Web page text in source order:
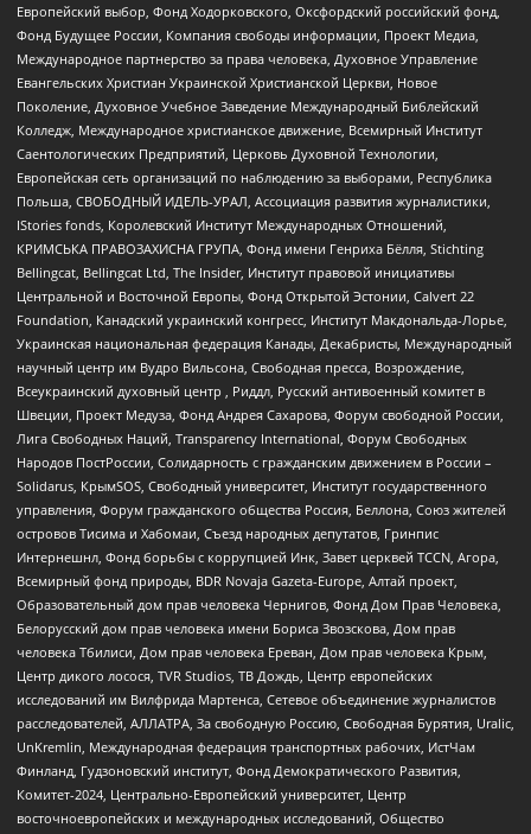
Европейский выбор, Фонд Ходорковского, Оксфордский российский фонд,
Фонд Будущее России, Компания свободы информации, Проект Медиа,
Международное партнерство за права человека, Духовное Управление
Евангельских Христиан Украинской Христианской Церкви, Новое
Поколение, Духовное Учебное Заведение Международный Библейский
Колледж, Международное христианское движение, Всемирный Институт
Саентологических Предприятий, Церковь Духовной Технологии,
Европейская сеть организаций по наблюдению за выборами, Республика
Польша, СВОБОДНЫЙ ИДЕЛЬ-УРАЛ, Ассоциация развития журналистики,
IStories fonds, Королевский Институт Международных Отношений,
КРИМСЬКА ПРАВОЗАХИСНА ГРУПА, Фонд имени Генриха Бёлля, Stichting
Bellingcat, Bellingcat Ltd, The Insider, Институт правовой инициативы
Центральной и Восточной Европы, Фонд Открытой Эстонии, Calvert 22
Foundation, Канадский украинский конгресс, Институт Макдональда-Лорье,
Украинская национальная федерация Канады, Декабристы, Международный
научный центр им Вудро Вильсона, Свободная пресса, Возрождение,
Всеукраинский духовный центр , Риддл, Русский антивоенный комитет в
Швеции, Проект Медуза, Фонд Андрея Сахарова, Форум свободной России,
Лига Свободных Наций, Transparеncy International, Форум Свободных
Народов ПостРоссии, Солидарность с гражданским движением в России –
Solidarus, КрымSOS, Свободный университет, Институт государственного
управления, Форум гражданского общества Россия, Беллона, Союз жителей
островов Тисима и Хабомаи, Съезд народных депутатов, Гринпис
Интернешнл, Фонд борьбы с коррупцией Инк, Завет церквей TCCN, Агора,
Всемирный фонд природы, BDR Novaja Gazeta-Europe, Алтай проект,
Образовательный дом прав человека Чернигов, Фонд Дом Прав Человека,
Белорусский дом прав человека имени Бориса Звозскова, Дом прав
человека Тбилиси, Дом прав человека Ереван, Дом прав человека Крым,
Центр дикого лосося, TVR Studios, ТВ Дождь, Центр европейских
исследований им Вилфрида Мартенса, Сетевое объединение журналистов
расследователей, АЛЛАТРА, За свободную Россию, Свободная Бурятия, Uralic,
UnKremlin, Международная федерация транспортных рабочих, ИстЧам
Финланд, Гудзоновский институт, Фонд Демократического Развития,
Комитет-2024, Центрально-Европейский университет, Центр
восточноевропейских и международных исследований, Общество